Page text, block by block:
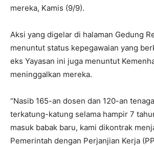
mereka, Kamis (9/9).
Aksi yang digelar di halaman Gedung
menuntut status kepegawaian yang
eks Yayasan ini juga menuntut
meninggalkan mereka.
“Nasib 165-an dosen dan 120-an
terkatung-katung selama hampir 7
masuk babak baru, kami dikontrak
Pemerintah dengan Perjanjian Kerja